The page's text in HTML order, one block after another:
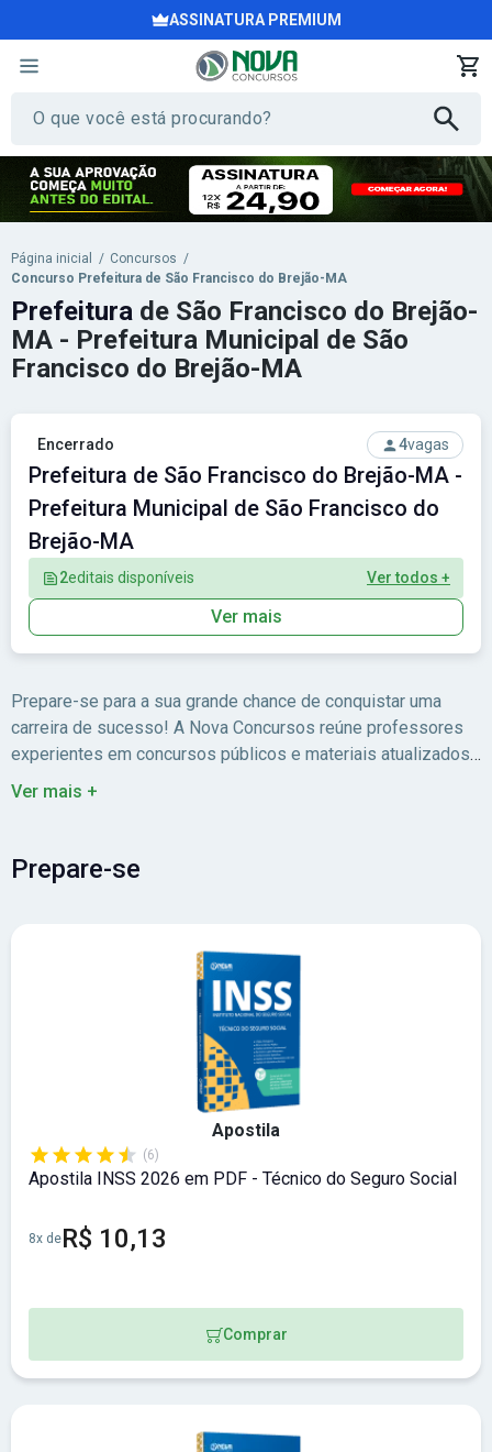
ASSINATURA PREMIUM
Página inicial / Concursos /
Concurso Prefeitura de São Francisco do Brejão-MA
Encerrado 4vagas
Prefeitura de São Francisco do Brejão-MA -
Prefeitura Municipal de São Francisco do
Brejão-MA
2editais disponíveis Ver todos +
Ver mais
Prefeitura de São Francisco do Brejão-
MA - Prefeitura Municipal de São
Francisco do Brejão-MA
Prepare-se para a sua grande chance de conquistar uma
carreira de sucesso! A Nova Concursos reúne professores
experientes em concursos públicos e materiais atualizados
para você estudar com foco no edital.
Ver mais +
Prepare-se
Apostila
(6)
Apostila INSS 2026 em PDF - Técnico do Seguro Social
8x deR$ 10,13
Comprar